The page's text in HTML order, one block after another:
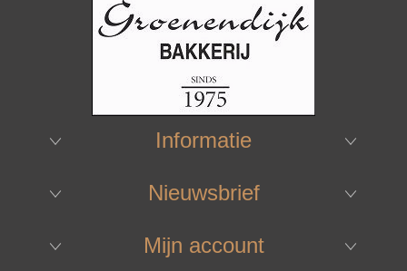
Informatie
Nieuwsbrief
Mijn account